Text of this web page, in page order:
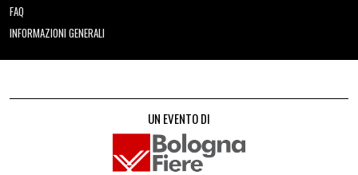
FAQ
INFORMAZIONI GENERALI
UN EVENTO DI